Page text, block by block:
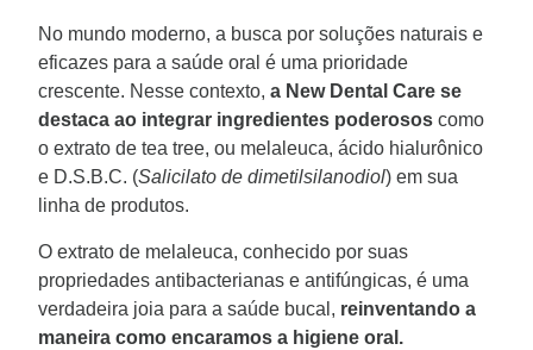
No mundo moderno, a busca por soluções naturais e
eficazes para a saúde oral é uma prioridade
crescente. Nesse contexto, a New Dental Care se
destaca ao integrar ingredientes poderosos como
o extrato de tea tree, ou melaleuca, ácido hialurônico
e D.S.B.C. (Salicilato de dimetilsilanodiol) em sua
linha de produtos.
O extrato de melaleuca, conhecido por suas
propriedades antibacterianas e antifúngicas, é uma
verdadeira joia para a saúde bucal, reinventando a
maneira como encaramos a higiene oral.